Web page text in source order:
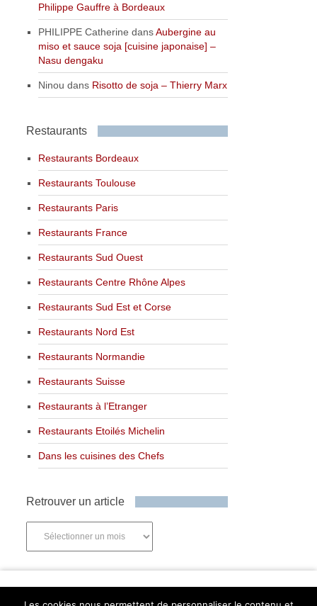
Philippe Gauffre à Bordeaux
PHILIPPE Catherine dansAubergine au
miso et sauce soja [cuisine japonaise] –
Nasu dengaku
Ninou dans Risotto de soja – Thierry Marx
Restaurants
Restaurants Bordeaux
Restaurants Toulouse
Restaurants Paris
Restaurants France
Restaurants Sud Ouest
Restaurants Centre Rhône Alpes
Restaurants Sud Est et Corse
Restaurants Nord Est
Restaurants Normandie
Restaurants Suisse
Restaurants à l’Etranger
Restaurants Etoilés Michelin
Dans les cuisines des Chefs
Retrouver un article